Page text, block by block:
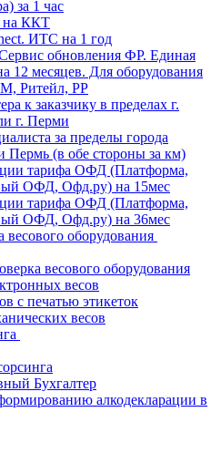
за 1 час
на ККТ
ИТС на 1 год
обновления ФР. Единая
12 месяцев. Для оборудования
Ритейл, РР
к заказчику в пределах г.
г. Перми
за пределы города
Пермь (в обе стороны за км)
тарифа ОФД (Платформа,
ОФД, Офд.ру) на 15мес
тарифа ОФД (Платформа,
ОФД, Офд.ру) на 36мес
весового оборудования
весового оборудования
весов
с печатью этикеток
весов
Бухгалтер
алкодекларации в